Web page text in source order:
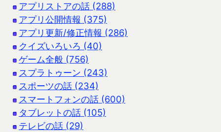
アプリストアの話 (288)
アプリ公開情報 (375)
アプリ更新/修正情報 (286)
クイズいろいろ (40)
ゲーム全般 (756)
スプラトゥーン (243)
スポーツの話 (234)
スマートフォンの話 (600)
タブレットの話 (105)
テレビの話 (29)